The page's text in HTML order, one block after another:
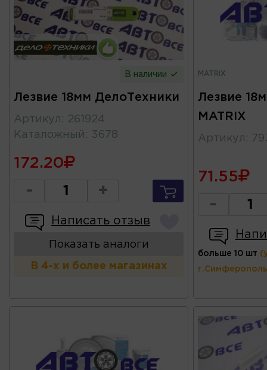
В наличии
Лезвие 18мм ДелоТехники
Артикул : 261924
Каталожный : 3678
172.20
- +
Написать отзыв
Показать аналоги
В 4-х и более магазинах
MATRIX
Лезвие
MATRIX
Артикул :
71.55
-
больше 10 шт